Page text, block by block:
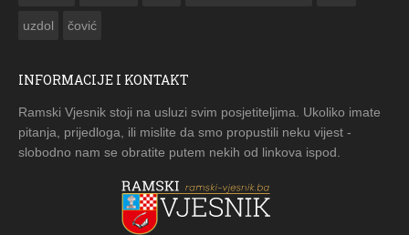
uzdol čović
INFORMACIJE I KONTAKT
Ramski Vjesnik stoji na usluzi svim posjetiteljima. Ukoliko imate
pitanja, prijedloga, ili mislite da smo propustili neku vijest -
slobodno nam se obratite putem nekih od linkova ispod.